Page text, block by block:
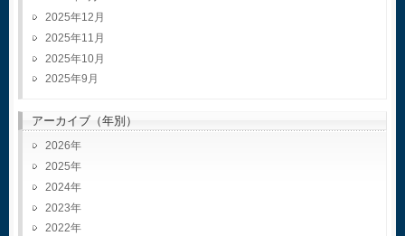
2025年12月
2025年11月
2025年10月
2025年9月
アーカイブ（年別）
2026
2025
2024
2023
2022